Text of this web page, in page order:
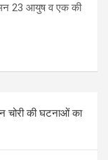
23 आयुष व एक की
चोरी की घटनाओं का